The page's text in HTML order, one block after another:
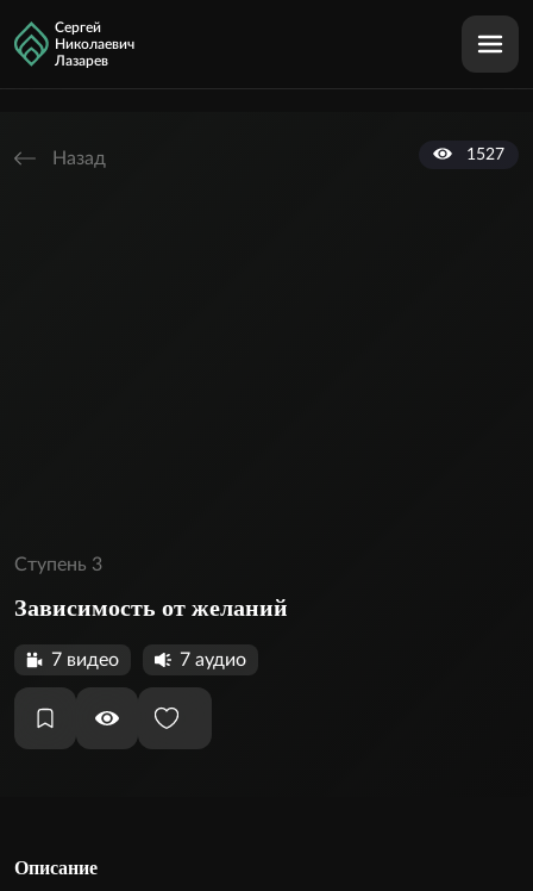
Сергей
Николаевич
Лазарев
Назад 1527
Ступень 3
Зависимость от желаний
7 видео 7 аудио
Описание